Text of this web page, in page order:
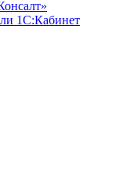
1С:Кабинет